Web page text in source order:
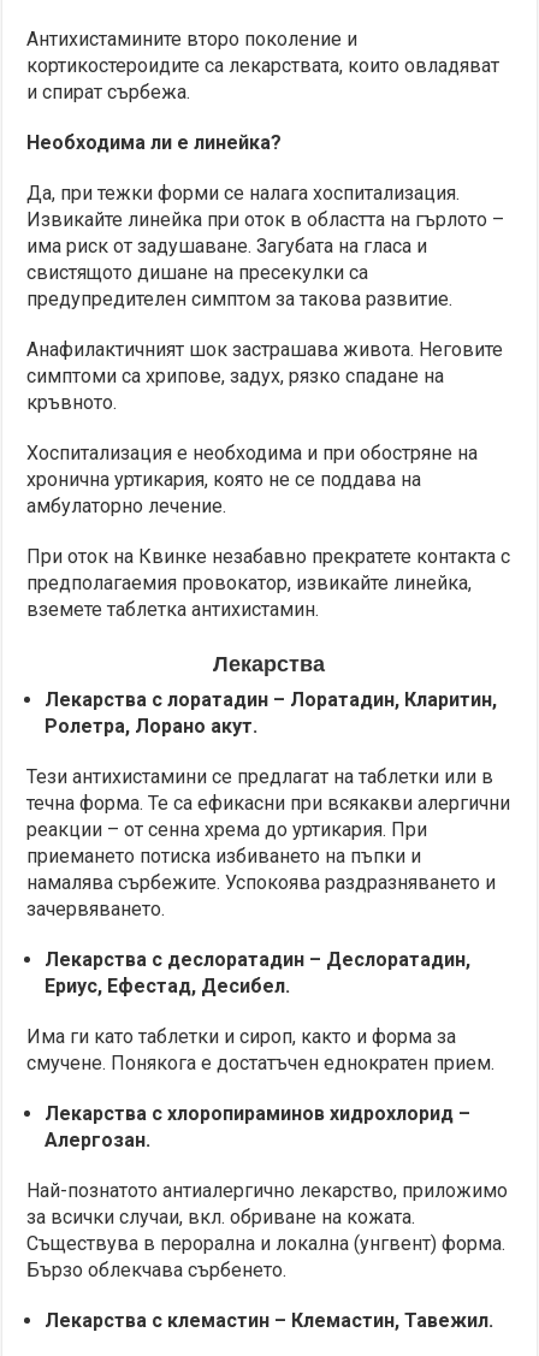
Антихистамините второ поколение и
кортикостероидите са лекарствата, които овладяват
и спират сърбежа.
Необходима ли е линейка?
Да, при тежки форми се налага хоспитализация.
Извикайте линейка при оток в областта на гърлото –
има риск от задушаване. Загубата на гласа и
свистящото дишане на пресекулки са
предупредителен симптом за такова развитие.
Анафилактичният шок застрашава живота. Неговите
симптоми са хрипове, задух, рязко спадане на
кръвното.
Хоспитализация е необходима и при обостряне на
хронична уртикария, която не се поддава на
амбулаторно лечение.
При оток на Квинке незабавно прекратете контакта с
предполагаемия провокатор, извикайте линейка,
вземете таблетка антихистамин.
Лекарства
Лекарства с лоратадин – Лоратадин, Кларитин,
Ролетра, Лорано акут.
Тези антихистамини се предлагат на таблетки или в
течна форма. Те са ефикасни при всякакви алергични
реакции – от сенна хрема до уртикария. При
приемането потиска избиването на пъпки и
намалява сърбежите. Успокоява раздразняването и
зачервяването.
Лекарства с деслоратадин – Деслоратадин,
Ериус, Ефестад, Десибел.
Има ги като таблетки и сироп, както и форма за
смучене. Понякога е достатъчен еднократен прием.
Лекарства с хлоропираминов хидрохлорид –
Алергозан.
Най-познатото антиалергично лекарство, приложимо
за всички случаи, вкл. обриване на кожата.
Съществува в перорална и локална (унгвент) форма.
Бързо облекчава сърбенето.
Лекарства с клемастин – Клемастин, Тавежил.